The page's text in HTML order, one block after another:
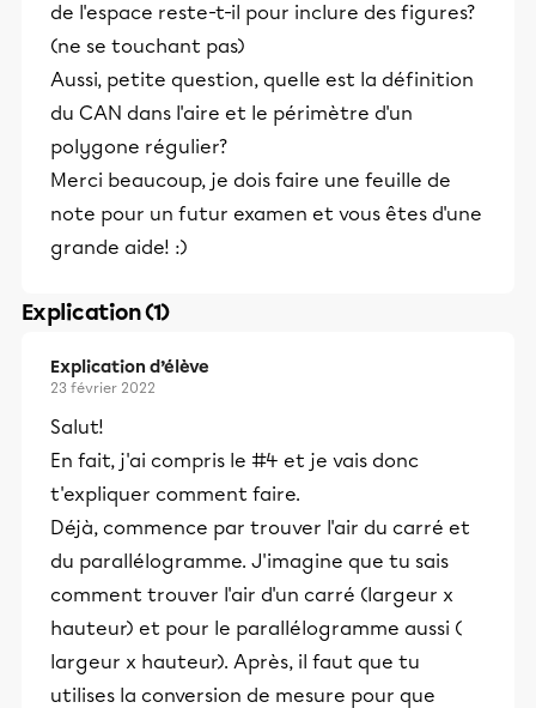
de l'espace reste-t-il pour inclure des figures?
(ne se touchant pas)
Aussi, petite question, quelle est la définition
du CAN dans l'aire et le périmètre d'un
polygone régulier?
Merci beaucoup, je dois faire une feuille de
note pour un futur examen et vous êtes d'une
grande aide! :)
Explication (1)
Explication d’élève
23 février 2022
Salut!
En fait, j'ai compris le #4 et je vais donc
t'expliquer comment faire.
Déjà, commence par trouver l'air du carré et
du parallélogramme. J'imagine que tu sais
comment trouver l'air d'un carré (largeur x
hauteur) et pour le parallélogramme aussi (
largeur x hauteur). Après, il faut que tu
utilises la conversion de mesure pour que